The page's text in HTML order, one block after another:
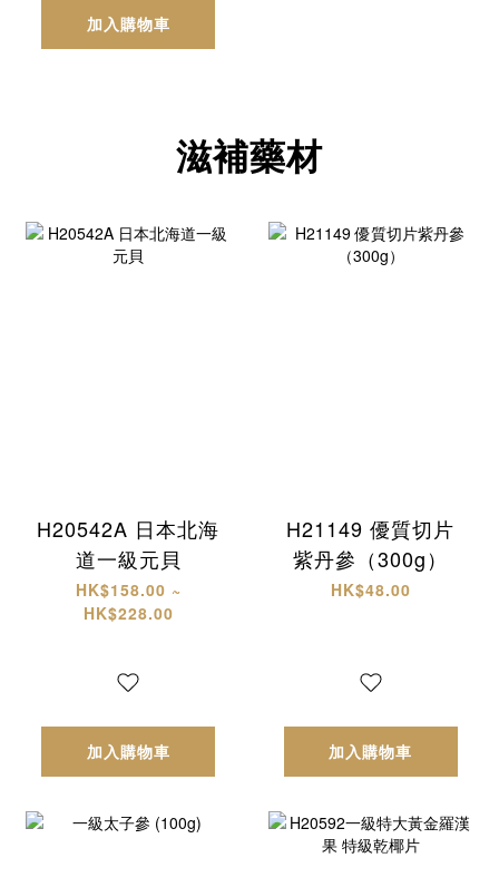
加入購物車
滋補藥材
H20542A 日本北海
道一級元貝
HK$158.00 ~
HK$228.00
加入購物車
H21149 優質切片
紫丹參（300g）
HK$48.00
加入購物車